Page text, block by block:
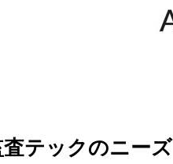
テックのニーズ